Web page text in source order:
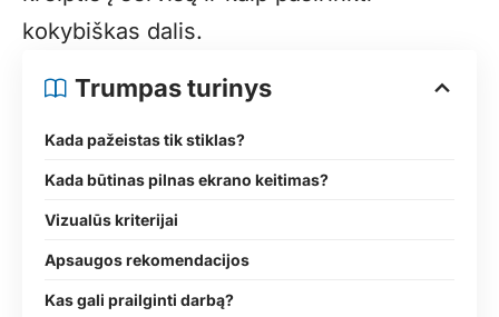
kokybiškas dalis.
Trumpas turinys
Kada pažeistas tik stiklas?
Kada būtinas pilnas ekrano keitimas?
Vizualūs kriterijai
Apsaugos rekomendacijos
Kas gali prailginti darbą?